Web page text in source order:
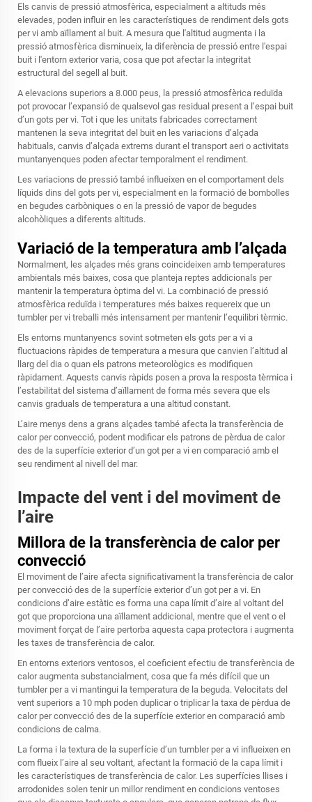
Els canvis de pressió atmosfèrica, especialment a altituds més
elevades, poden influir en les característiques de rendiment dels gots
per vi amb aïllament al buit. A mesura que l'altitud augmenta i la
pressió atmosfèrica disminueix, la diferència de pressió entre l'espai
buit i l'entorn exterior varia, cosa que pot afectar la integritat
estructural del segell al buit.
A elevacions superiors a 8.000 peus, la pressió atmosfèrica reduïda
pot provocar l’expansió de qualsevol gas residual present a l’espai buit
d’un gots per vi. Tot i que les unitats fabricades correctament
mantenen la seva integritat del buit en les variacions d’alçada
habituals, canvis d’alçada extrems durant el transport aeri o activitats
muntanyenques poden afectar temporalment el rendiment.
Les variacions de pressió també influeixen en el comportament dels
líquids dins del gots per vi, especialment en la formació de bombolles
en begudes carbòniques o en la pressió de vapor de begudes
alcohòliques a diferents altituds.
Variació de la temperatura amb l’alçada
Normalment, les alçades més grans coincideixen amb temperatures
ambientals més baixes, cosa que planteja reptes addicionals per
mantenir la temperatura òptima del vi. La combinació de pressió
atmosfèrica reduïda i temperatures més baixes requereix que un
tumbler per vi treballi més intensament per mantenir l’equilibri tèrmic.
Els entorns muntanyencs sovint sotmeten els gots per a vi a
fluctuacions ràpides de temperatura a mesura que canvien l’altitud al
llarg del dia o quan els patrons meteorològics es modifiquen
ràpidament. Aquests canvis ràpids posen a prova la resposta tèrmica i
l’estabilitat del sistema d’aïllament de forma més severa que els
canvis graduals de temperatura a una altitud constant.
L’aire menys dens a grans alçades també afecta la transferència de
calor per convecció, podent modificar els patrons de pèrdua de calor
des de la superfície exterior d’un got per a vi en comparació amb el
seu rendiment al nivell del mar.
Impacte del vent i del moviment de
l’aire
Millora de la transferència de calor per
convecció
El moviment de l’aire afecta significativament la transferència de calor
per convecció des de la superfície exterior d’un got per a vi. En
condicions d’aire estàtic es forma una capa límit d’aire al voltant del
got que proporciona una aïllament addicional, mentre que el vent o el
moviment forçat de l’aire pertorba aquesta capa protectora i augmenta
les taxes de transferència de calor.
En entorns exteriors ventosos, el coeficient efectiu de transferència de
calor augmenta substancialment, cosa que fa més difícil que un
tumbler per a vi mantingui la temperatura de la beguda. Velocitats del
vent superiors a 10 mph poden duplicar o triplicar la taxa de pèrdua de
calor per convecció des de la superfície exterior en comparació amb
condicions de calma.
La forma i la textura de la superfície d’un tumbler per a vi influeixen en
com flueix l’aire al seu voltant, afectant la formació de la capa límit i
les característiques de transferència de calor. Les superfícies llises i
arrodonides solen tenir un millor rendiment en condicions ventoses